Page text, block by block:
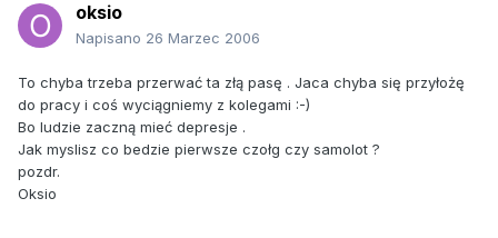
oksio
Napisano 26 Marzec 2006
To chyba trzeba przerwać ta złą pasę . Jaca chyba się przyłożę
do pracy i coś wyciągniemy z kolegami :-)
Bo ludzie zaczną mieć depresje .
Jak myslisz co bedzie pierwsze czołg czy samolot ?
pozdr.
Oksio